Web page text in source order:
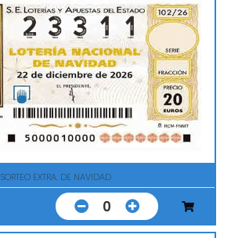
SORTEO EXTRA. DE NAVIDAD
0